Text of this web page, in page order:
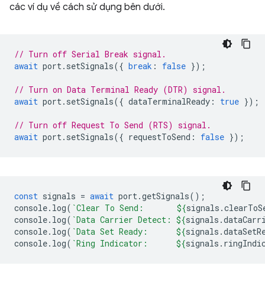
các ví dụ về cách sử dụng bên dưới.
// Turn off Serial Break signal.
await port. setSignals({ break : false });
// Turn on Data Terminal Ready (DTR) signal.
await port. setSignals({ dataTerminalReady : true });
// Turn off Request To Send (RTS) signal.
await port. setSignals({ requestToSend : false });
const signals = await port.getSignals();
console. log( `Clear To Send: ${signals .
console. log( `Data Carrier Detect: ${signals .
console. log( `Data Set Ready: ${signals .
console. log( `Ring Indicator: ${signals .